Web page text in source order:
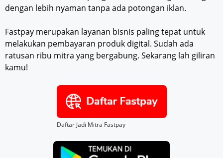
dengan lebih nyaman tanpa ada potongan iklan.
Fastpay merupakan layanan bisnis paling tepat untuk
melakukan pembayaran produk digital. Sudah ada
ratusan ribu mitra yang bergabung. Sekarang lah giliran
kamu!
Daftar Jadi Mitra Fastpay